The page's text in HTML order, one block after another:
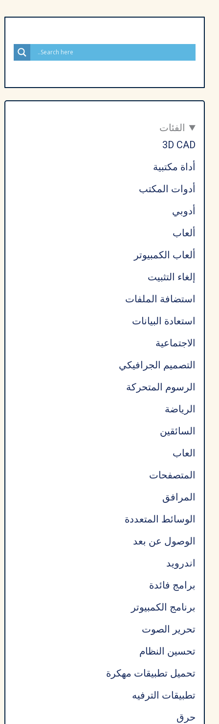
إصدار
2026
الفئات
3D CAD
أداة مكتبية
أدوات المكتب
أدوبي
ألعاب
ألعاب الكمبيوتر
إلغاء التثبيت
استضافة الملفات
استعادة البيانات
الاجتماعية
التصميم الجرافيكي
الرسوم المتحركة
الرياضة
السائقين
العاب
المتصفحات
المرافق
الوسائط المتعددة
الوصول عن بعد
اندرويد
برامج فائدة
برنامج الكمبيوتر
تحرير الصوت
تحسين النظام
تحميل تطبيقات مهكرة
تطبيقات الترفيه
حرق